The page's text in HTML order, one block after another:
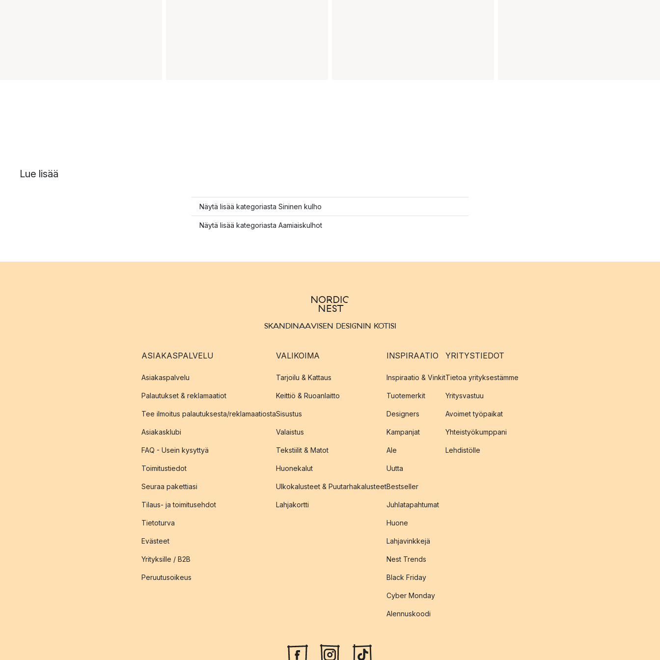
Lue lisää
Näytä lisää kategoriasta Sininen kulho
Näytä lisää kategoriasta Aamiaiskulhot
SKANDINAAVISEN DESIGNIN KOTISI
ASIAKASPALVELU
Asiakaspalvelu
Palautukset & reklamaatiot
Tee ilmoitus palautuksesta/reklamaatiosta
Asiakasklubi
FAQ - Usein kysyttyä
Toimitustiedot
Seuraa pakettiasi
Tilaus- ja toimitusehdot
Tietoturva
Evästeet
Yrityksille / B2B
Peruutusoikeus
VALIKOIMA
Tarjoilu & Kattaus
Keittiö & Ruoanlaitto
Sisustus
Valaistus
Tekstiilit & Matot
Huonekalut
Ulkokalusteet & Puutarhakalusteet
Lahjakortti
INSPIRAATIO
Inspiraatio & Vinkit
Tuotemerkit
Designers
Kampanjat
Ale
Uutta
Bestseller
Juhlatapahtumat
Huone
Lahjavinkkejä
Nest Trends
Black Friday
Cyber Monday
Alennuskoodi
YRITYSTIEDOT
Tietoa yrityksestämme
Yritysvastuu
Avoimet työpaikat
Yhteistyökumppani
Lehdistölle